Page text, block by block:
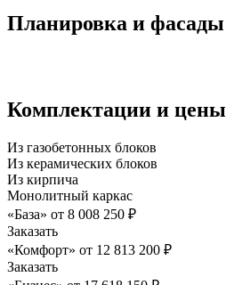
Планировка и фасады
Комплектации и цены
Из газобетонных блоков
Из керамических блоков
Из кирпича
Монолитный каркас
«База» от 8 008 250 ₽
Заказать
«Комфорт» от 12 813 200 ₽
Заказать